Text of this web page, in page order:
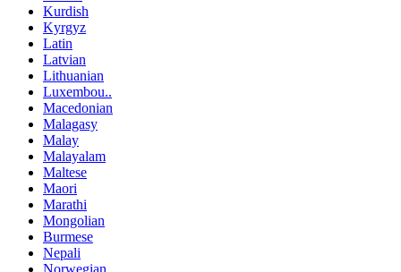
Kurdish
Kyrgyz
Latin
Latvian
Lithuanian
Luxembou..
Macedonian
Malagasy
Malay
Malayalam
Maltese
Maori
Marathi
Mongolian
Burmese
Nepali
Norwegian